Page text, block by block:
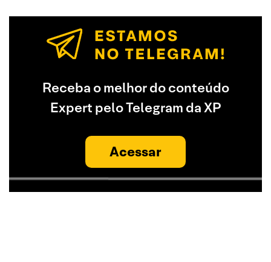
Receba o melhor do conteúdo
Expert pelo Telegram da XP
Acessar